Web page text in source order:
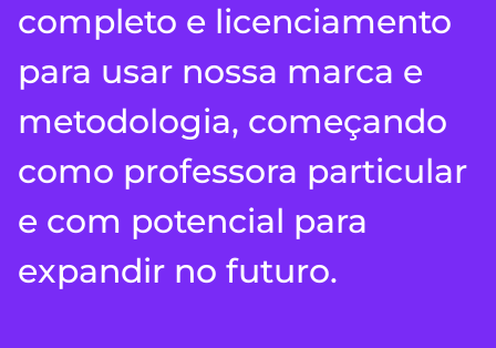
completo e licenciamento
para usar nossa marca e
metodologia, começando
como professora particular
e com potencial para
expandir no futuro.